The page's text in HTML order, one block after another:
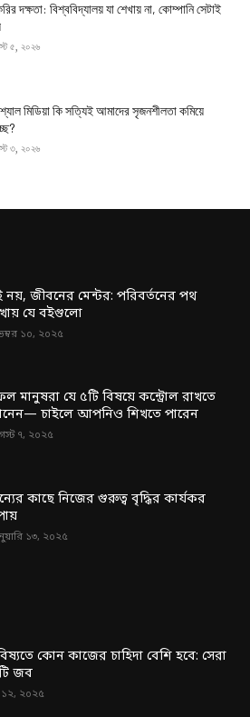
দক্ষতা: বিশ্ববিদ্যালয় যা শেখায় না, কোম্পানি সেটাই
৫, ২০২৬
মিডিয়া কি সত্যিই আমাদের সৃজনশীলতা কমিয়ে
৩, ২০২৬
নয়, জীবনের মেন্টর: পরিবর্তনের পথ
যে বইগুলো
১০, ২০২৫
মানুষরা যে ৫টি বিষয়ে কন্ট্রোল রাখতে
চাইলে আপনিও শিখতে পারেন
৭, ২০২৫
কাছে নিজের গুরুত্ব বৃদ্ধির কার্যকর
১৩, ২০২৫
কোন কাজের চাহিদা বেশি হবে: সেরা
জব
১২, ২০২৫